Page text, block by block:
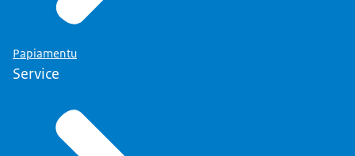
Papiamentu
Service